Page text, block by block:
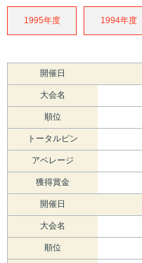
1995年度 1994年度
開催日
大会名
順位
トータルピン
アベレージ
獲得賞金
開催日
大会名
順位